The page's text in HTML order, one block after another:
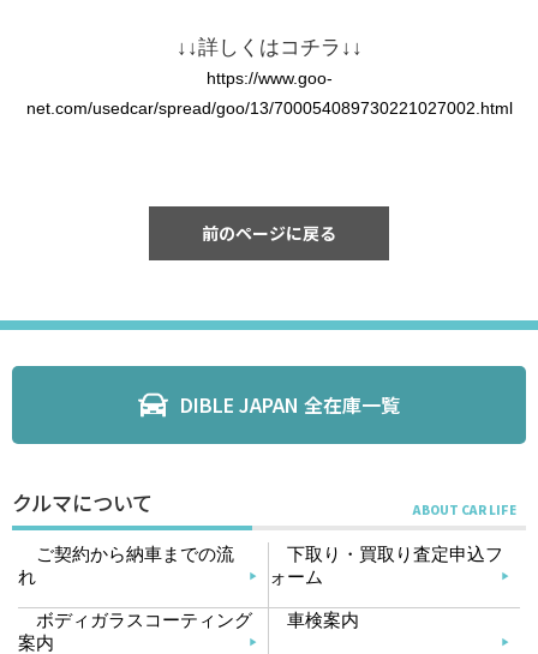
↓↓詳しくはコチラ↓↓
https://www.goo-
net.com/usedcar/spread/goo/13/700054089730221027002.html
前のページに戻る
DIBLE JAPAN 全在庫一覧
クルマについて
ご契約から納車までの流
れ
下取り・買取り査定申込フ
ォーム
ボディガラスコーティング
案内
車検案内